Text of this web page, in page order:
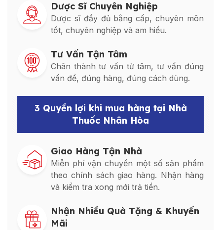
Dược Sĩ Chuyên Nghiệp
Dược sĩ đầy đủ bằng cấp, chuyên môn
tốt, chuyên nghiệp và am hiểu.
Tư Vấn Tận Tâm
Chân thành tư vấn từ tâm, tư vấn đúng
vấn đề, đúng hàng, đúng cách dùng.
3 Quyền lợi khi mua hàng tại Nhà
Thuốc Nhân Hòa
Giao Hàng Tận Nhà
Miễn phí vận chuyển một số sản phẩm
theo chính sách giao hàng. Nhận hàng
và kiểm tra xong mới trả tiền.
Nhận Nhiều Quà Tặng & Khuyến
Mãi